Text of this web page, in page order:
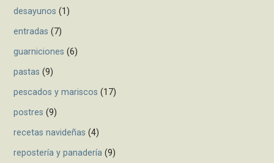
desayunos (1)
entradas (7)
guarniciones (6)
pastas (9)
pescados y mariscos (17)
postres (9)
recetas navideñas (4)
repostería y panadería (9)